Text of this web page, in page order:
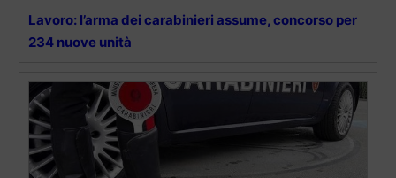
Lavoro: l’arma dei carabinieri assume, concorso per
234 nuove unità